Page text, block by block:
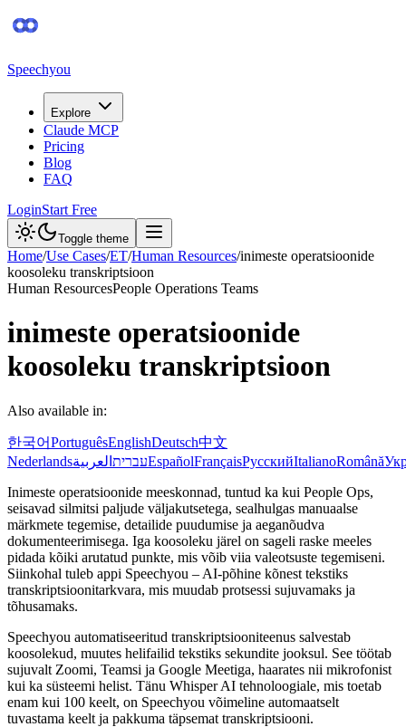
Speechyou
Explore
Claude MCP
Pricing
Blog
FAQ
LoginStart Free
Toggle theme
Home/Use Cases/ET/Human Resources/inimeste operatsioonide
koosoleku transkriptsioon
Human ResourcesPeople Operations Teams
inimeste operatsioonide
koosoleku transkriptsioon
Also available in:
한국어PortuguêsEnglishDeutsch中文
Nederlands
עברית العربية EspañolFrançaisРусскийItalianoRomână
Inimeste operatsioonide meeskonnad, tuntud ka kui People Ops,
seisavad silmitsi paljude väljakutsetega, sealhulgas manuaalse
märkmete tegemise, detailide puudumise ja aeganõudva
dokumenteerimisega. Iga koosoleku järel on sageli raske meeles
pidada kõiki arutatud punkte, mis võib viia valeotsuste tegemiseni.
Siinkohal tuleb appi Speechyou – AI-põhine kõnest tekstiks
transkriptsioonitarkvara, mis muudab protsessi sujuvamaks ja
tõhusamaks.
Speechyou automatiseeritud transkriptsiooniteenus salvestab
koosolekud, muutes helifailid tekstiks sekundite jooksul. See töötab
sujuvalt Zoomi, Teamsi ja Google Meetiga, haarates nii mikrofonist
kui ka süsteemi helist. Tänu Whisper AI tehnoloogiale, mis toetab
enam kui 100 keelt, on Speechyou võimeline automaatselt
tuvastama keelt ja pakkuma täpsemat transkriptsiooni.